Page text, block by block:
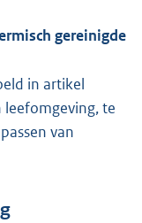
gereinigde
in artikel
te
van